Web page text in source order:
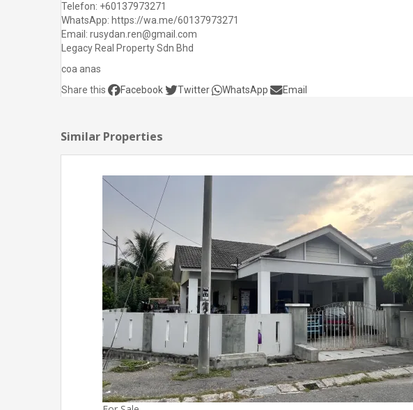
Telefon: +60137973271
WhatsApp: https://wa.me/60137973271
Email: rusydan.ren@gmail.com
Legacy Real Property Sdn Bhd
coa anas
Share this
Facebook Twitter WhatsApp Email
Similar Properties